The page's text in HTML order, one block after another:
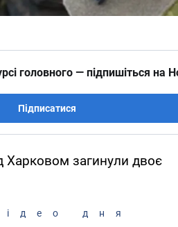
головного — підпишіться на
Підписатися
Харковом загинули двоє
дня